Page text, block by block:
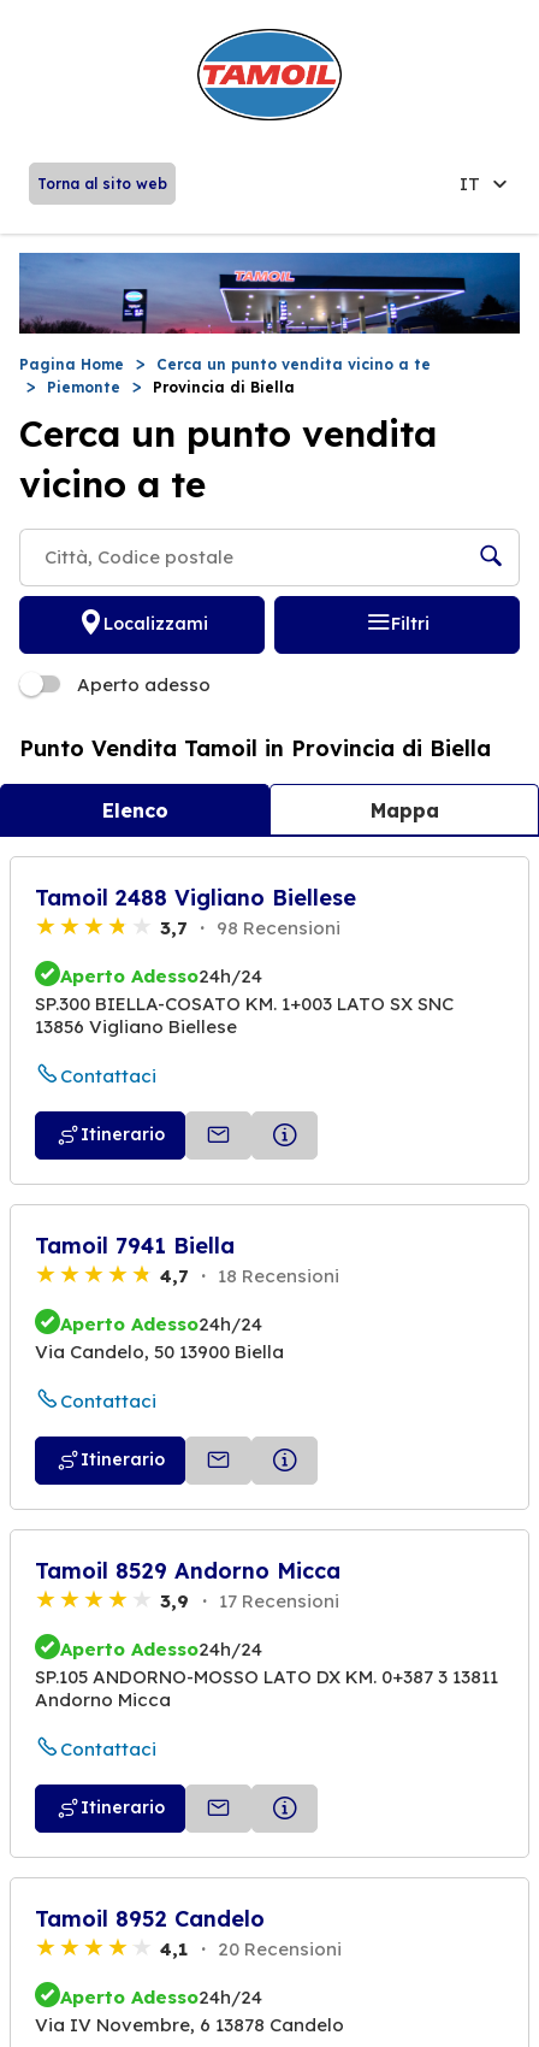
Torna al sito web IT
Pagina Home
Cerca un punto vendita vicino a te
Piemonte
Provincia di Biella
Cerca un punto vendita
vicino a te
Localizzami Filtri
Aperto adesso
Punto Vendita Tamoil in Provincia di Biella
Elenco Mappa
Tamoil 2488 Vigliano Biellese
3,7 98 Recensioni
Aperto Adesso24h/24
SP.300 BIELLA-COSATO KM. 1+003 LATO SX SNC
13856 Vigliano Biellese
Contattaci
Itinerario
Tamoil 7941 Biella
4,7 18 Recensioni
Aperto Adesso24h/24
Via Candelo, 50 13900 Biella
Contattaci
Itinerario
Tamoil 8529 Andorno Micca
3,9 17 Recensioni
Aperto Adesso24h/24
SP.105 ANDORNO-MOSSO LATO DX KM. 0+387 3 13811
Andorno Micca
Contattaci
Itinerario
Tamoil 8952 Candelo
4,1 20 Recensioni
Aperto Adesso24h/24
Via IV Novembre, 6 13878 Candelo